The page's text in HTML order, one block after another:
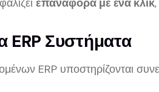
επαναφορά με ένα κλικ
ERP Συστήματα
ERP υποστηρίζονται